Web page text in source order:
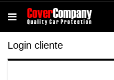
Login cliente